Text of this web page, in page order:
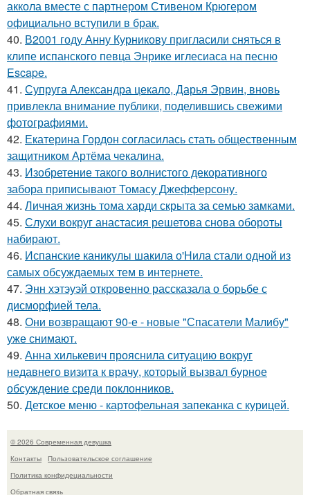
аккола вместе с партнером Стивеном Крюгером
официально вступили в брак.
40. В2001 году Анну Курникову пригласили сняться в
клипе испанского певца Энрике иглесиаса на песню
Escape.
41. Супруга Александра цекало, Дарья Эрвин, вновь
привлекла внимание публики, поделившись свежими
фотографиями.
42. Екатерина Гордон согласилась стать общественным
защитником Артёма чекалина.
43. Изобретение такого волнистого декоративного
забора приписывают Томасу Джефферсону.
44. Личная жизнь тома харди скрыта за семью замками.
45. Слухи вокруг анастасия решетова снова обороты
набирают.
46. Испанские каникулы шакила о'Нила стали одной из
самых обсуждаемых тем в интернете.
47. Энн хэтэуэй откровенно рассказала о борьбе с
дисморфией тела.
48. Они возвращают 90-е - новые "Спасатели Малибу"
уже снимают.
49. Анна хилькевич прояснила ситуацию вокруг
недавнего визита к врачу, который вызвал бурное
обсуждение среди поклонников.
50. Детское меню - картофельная запеканка с курицей.
© 2026 Современная девушка
Контакты
Пользовательское соглашение
Политика конфидециальности
Обратная связь